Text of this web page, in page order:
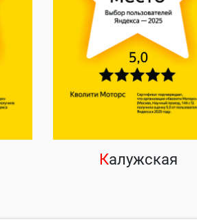
Калужская